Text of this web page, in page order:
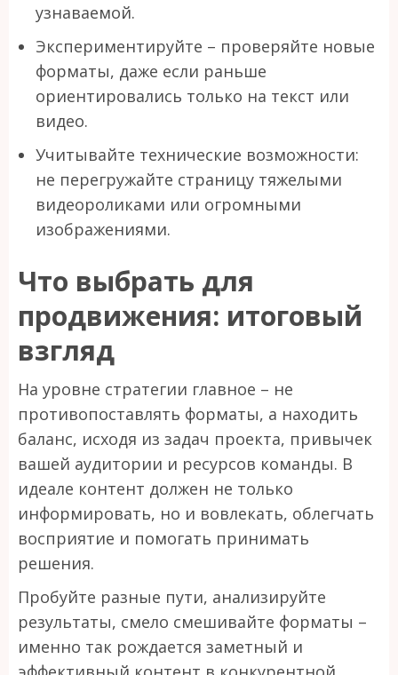
узнаваемой.
Экспериментируйте – проверяйте новые
форматы, даже если раньше
ориентировались только на текст или
видео.
Учитывайте технические возможности:
не перегружайте страницу тяжелыми
видеороликами или огромными
изображениями.
Что выбрать для
продвижения: итоговый
взгляд
На уровне стратегии главное – не
противопоставлять форматы, а находить
баланс, исходя из задач проекта, привычек
вашей аудитории и ресурсов команды. В
идеале контент должен не только
информировать, но и вовлекать, облегчать
восприятие и помогать принимать
решения.
Пробуйте разные пути, анализируйте
результаты, смело смешивайте форматы –
именно так рождается заметный и